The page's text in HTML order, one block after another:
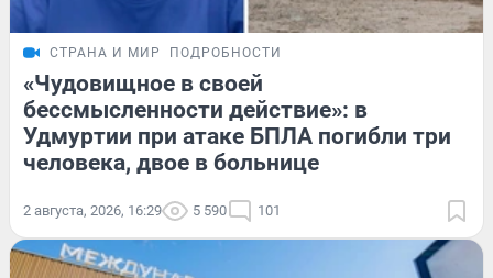
СТРАНА И МИР ПОДРОБНОСТИ
«Чудовищное в своей
бессмысленности действие»: в
Удмуртии при атаке БПЛА погибли три
человека, двое в больнице
2 августа, 2026, 16:29 5 590 101